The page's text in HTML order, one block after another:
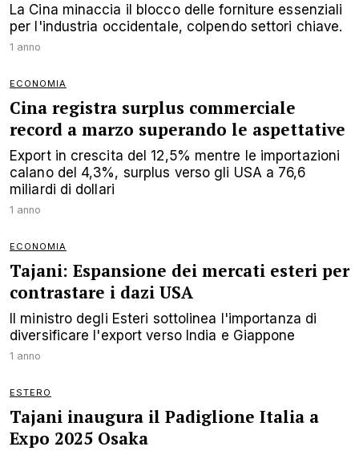
La Cina minaccia il blocco delle forniture essenziali
per l'industria occidentale, colpendo settori chiave.
1 anno
ECONOMIA
Cina registra surplus commerciale
record a marzo superando le aspettative
Export in crescita del 12,5% mentre le importazioni
calano del 4,3%, surplus verso gli USA a 76,6
miliardi di dollari
1 anno
ECONOMIA
Tajani: Espansione dei mercati esteri per
contrastare i dazi USA
Il ministro degli Esteri sottolinea l'importanza di
diversificare l'export verso India e Giappone
1 anno
ESTERO
Tajani inaugura il Padiglione Italia a
Expo 2025 Osaka